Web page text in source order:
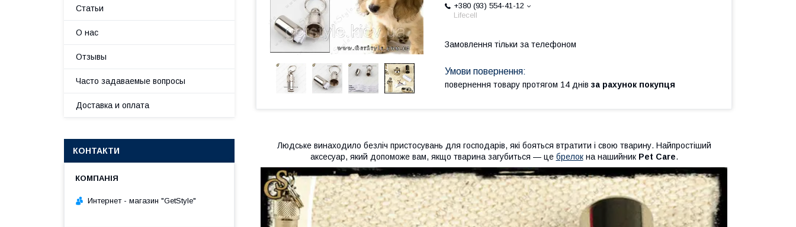
+380 (93) 554-41-12
Lifecell
Замовлення тільки за телефоном
повернення товару протягом 14 днів за рахунок покупця
Людське винаходило безліч пристосувань для господарів, які бояться втратити і свою тварину. Найпростіший
аксесуар, який допоможе вам, якщо тварина загубиться — це брелокна нашийник Pet Care.
Статьи
О нас
Отзывы
Часто задаваемые вопросы
Доставка и оплата
КОНТАКТИ
Интернет - магазин "GetStyle"